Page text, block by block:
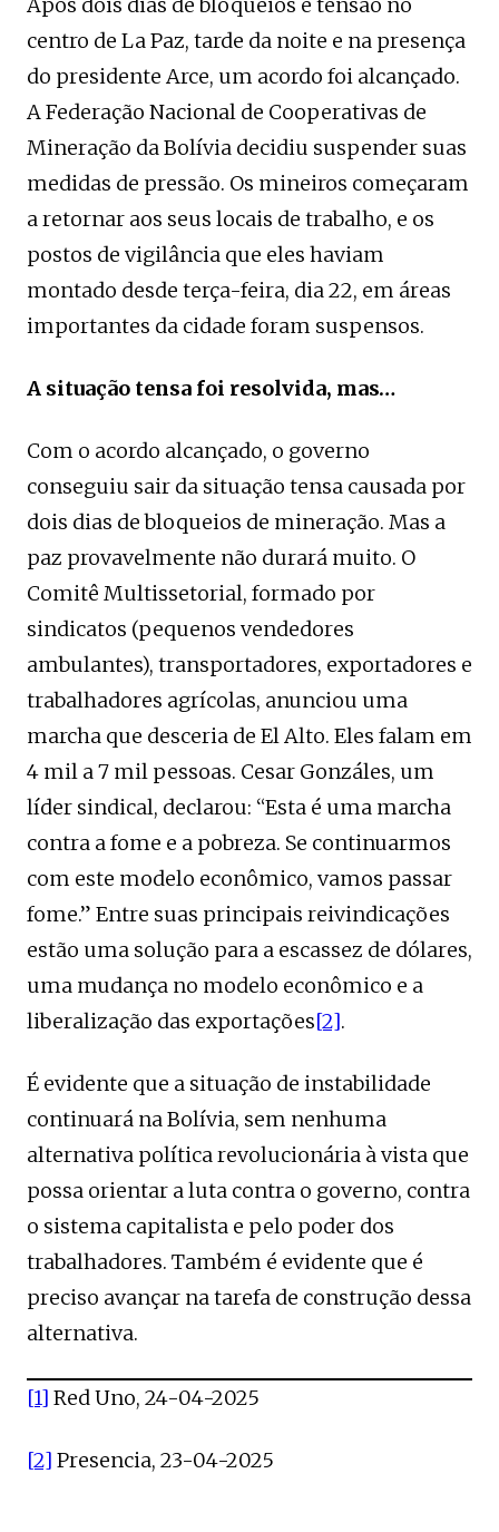
centro de La Paz, tarde da noite e na presença
do presidente Arce, um acordo foi alcançado.
A Federação Nacional de Cooperativas de
Mineração da Bolívia decidiu suspender suas
medidas de pressão. Os mineiros começaram
a retornar aos seus locais de trabalho, e os
postos de vigilância que eles haviam
montado desde terça-feira, dia 22, em áreas
importantes da cidade foram suspensos.
A situação tensa foi resolvida, mas…
Com o acordo alcançado, o governo
conseguiu sair da situação tensa causada por
dois dias de bloqueios de mineração. Mas a
paz provavelmente não durará muito. O
Comitê Multissetorial, formado por
sindicatos (pequenos vendedores
ambulantes), transportadores, exportadores e
trabalhadores agrícolas, anunciou uma
marcha que desceria de El Alto. Eles falam em
4 mil a 7 mil pessoas. Cesar Gonzáles, um
líder sindical, declarou: “Esta é uma marcha
contra a fome e a pobreza. Se continuarmos
com este modelo econômico, vamos passar
fome.” Entre suas principais reivindicações
estão uma solução para a escassez de dólares,
uma mudança no modelo econômico e a
liberalização das exportações[2].
É evidente que a situação de instabilidade
continuará na Bolívia, sem nenhuma
alternativa política revolucionária à vista que
possa orientar a luta contra o governo, contra
o sistema capitalista e pelo poder dos
trabalhadores. Também é evidente que é
preciso avançar na tarefa de construção dessa
alternativa.
[1] Red Uno, 24-04-2025
[2] Presencia, 23-04-2025